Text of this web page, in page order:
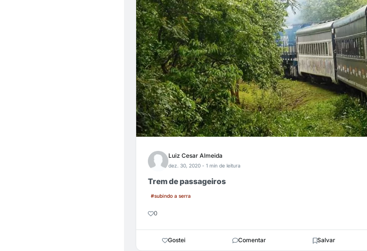
Luiz Cesar Almeida
dez. 30, 2020 - 1 min de leitura
Trem de passageiros
#subindo a serra
0
Gostei Comentar Salvar